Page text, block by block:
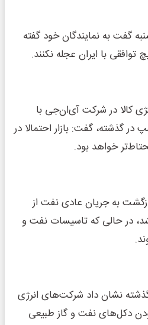
گفت به نمایندگان خود گفته
با ایران عجله نکنند.
کالا در شرکت آی‌ان‌جی با
در گذشته، گفت: بازار احتمالا در
خواهد بود.
به جریان عادی نفت از
در حالی که تاسیسات نفت و
نشان داد شرکت‌های انرژی
دکل‌های نفت و گاز طبیعی